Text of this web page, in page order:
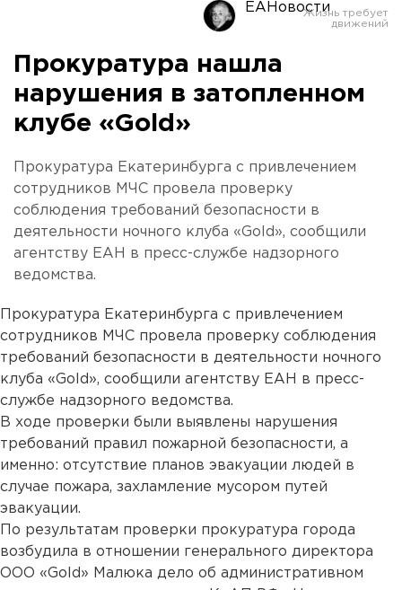
ЕАНовости
Прокуратура нашла
нарушения в затопленном
клубе «Gold»
Прокуратура Екатеринбурга с привлечением
сотрудников МЧС провела проверку
соблюдения требований безопасности в
деятельности ночного клуба «Gold», сообщили
агентству ЕАН в пресс-службе надзорного
ведомства.
Прокуратура Екатеринбурга с привлечением
сотрудников МЧС провела проверку соблюдения
требований безопасности в деятельности ночного
клуба «Gold», сообщили агентству ЕАН в пресс-
службе надзорного ведомства.
В ходе проверки были выявлены нарушения
требований правил пожарной безопасности, а
именно: отсутствие планов эвакуации людей в
случае пожара, захламление мусором путей
эвакуации.
По результатам проверки прокуратура города
возбудила в отношении генерального директора
ООО «Gold» Малюка дело об административном